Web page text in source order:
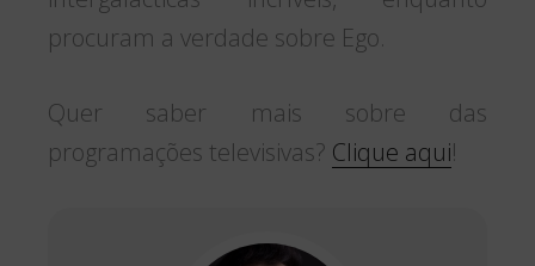
procuram a verdade sobre Ego.
Quer saber mais sobre das
programações televisivas? Clique aqui!